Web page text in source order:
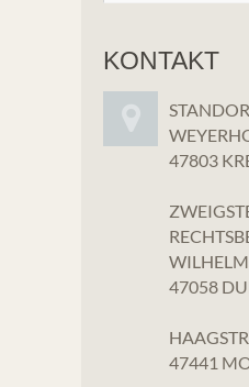
KONTAKT
47803
47058
47441